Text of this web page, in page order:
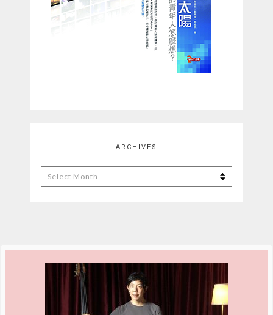
ARCHIVES
Archives